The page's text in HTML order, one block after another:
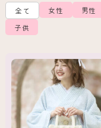
全て 女性 男性
子供